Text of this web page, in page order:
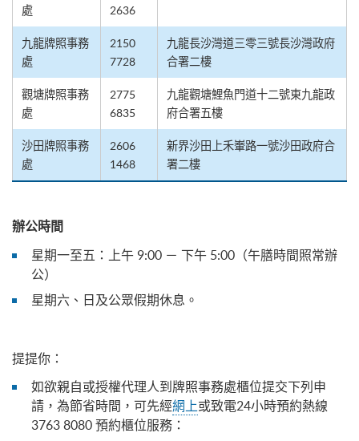
處
2636
九龍牌照事務
處
2150
7728
九龍長沙灣道三零三號長沙灣政府
合署二樓
觀塘牌照事務
處
2775
6835
九龍觀塘鯉魚門道十二號東九龍政
府合署五樓
沙田牌照事務
處
2606
1468
新界沙田上禾輋路一號沙田政府合
署二樓
辦公時間
星期一至五：上午 9:00 － 下午 5:00（午膳時間照常辦
公）
星期六、日及公眾假期休息。
提提你：
如欲親自或授權代理人到牌照事務處櫃位提交下列申
請，為節省時間，可先經網上或致電24小時預約熱線
3763 8080 預約櫃位服務：